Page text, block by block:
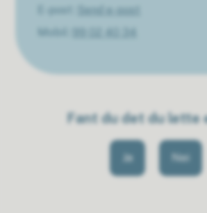
Send e-post
Fant du det du lette
Ja Nei